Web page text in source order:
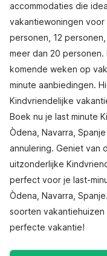
accommodaties die
vakantiewoningen
personen, 12
meer dan 20 personen.
komende weken op
minute aanbiedingen.
Kindvriendelijke
Boek nu je last minute
Òdena, Navarra,
annulering. Geniet van
uitzonderlijke
perfect voor je last-
Òdena, Navarra,
soorten
perfecte vakantie!